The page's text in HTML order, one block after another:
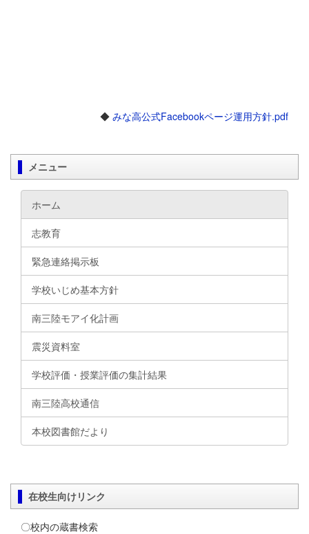
◆ みな高公式Facebookページ運用方針.pdf
メニュー
ホーム
志教育
緊急連絡掲示板
学校いじめ基本方針
南三陸モアイ化計画
震災資料室
学校評価・授業評価の集計結果
南三陸高校通信
本校図書館だより
在校生向けリンク
〇校内の蔵書検索